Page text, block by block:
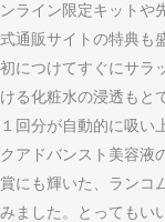
ンライン限定キットや
式通販サイトの特典も
初につけてすぐにサラ
ける化粧水の浸透もと
１回分が自動的に吸い
クアドバンスト美容液
賞にも輝いた、ランコ
みました。とってもい